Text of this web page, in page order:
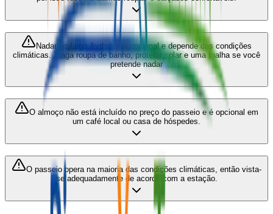
Nadar no Lago Aydarkul é opcional e depende das condições
climáticas. Traga roupa de banho, protetor solar e uma toalha se você
pretende nadar
O almoço não está incluído no preço do passeio e é opcional em
um café local ou casa de hóspedes.
O passeio opera na maioria das condições climáticas, então vista-
se adequadamente de acordo com a estação.